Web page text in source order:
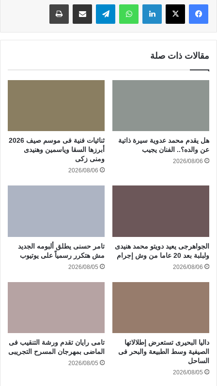
لينكدإن واتساب
مقالات ذات صلة
هل يقدم محمد عدوية سيرة ذاتية
عن والده؟.. الفنان يجيب
2026/08/06
ثنائيات فنية فى موسم صيف 2026
أبرزها السقا وياسمين وهنيدى
ومنى زكى
2026/08/06
الجواهرجى يعيد دويتو محمد هنيدى
ولبلبة بعد 20 عاما من وش إجرام
2026/08/06
تامر حسنى يطلق ألبومه الجديد
مش هتكرر رسمياً على يوتيوب
2026/08/05
داليا البحيرى تستعرض إطلالاتها
الصيفية وسط الطبيعة والبحر فى
الساحل
2026/08/05
تامى رايان تقدم ورشة التنقيب فى
الماضى بمهرجان المسرح التجريبى
2026/08/05